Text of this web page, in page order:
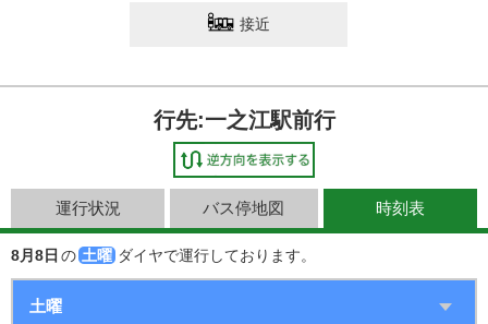
接近
行先:一之江駅前行
運行状況 バス停地図 時刻表
8月8日 の 土曜 ダイヤで運行しております。